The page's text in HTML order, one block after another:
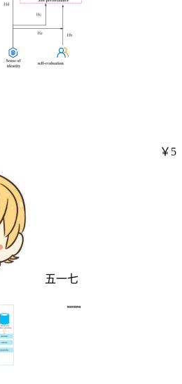
五一七
￥5